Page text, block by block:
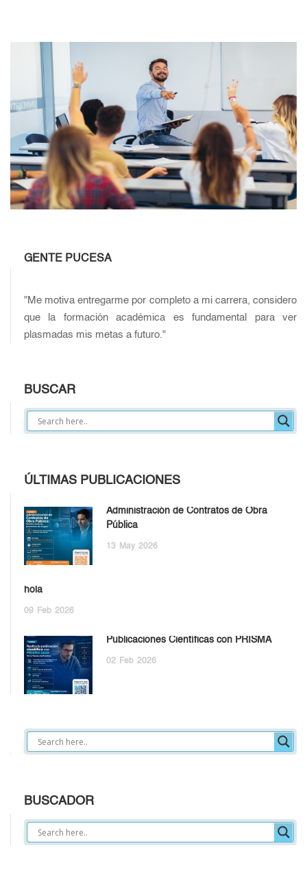
GENTE PUCESA
"Me motiva entregarme por completo a mi carrera, considero
que la formación académica es fundamental para ver
plasmadas mis metas a futuro."
BUSCAR
ÚLTIMAS PUBLICACIONES
Administración de Contratos de Obra
Pública
13 May 2026
hola
09 Feb 2026
Publicaciones Científicas con PRISMA
02 Feb 2026
BUSCADOR